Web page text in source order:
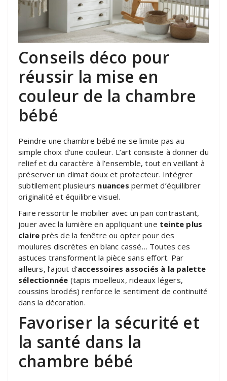
Conseils déco pour
réussir la mise en
couleur de la chambre
bébé
Peindre une chambre bébé ne se limite pas au
simple choix d’une couleur. L’art consiste à donner du
relief et du caractère à l’ensemble, tout en veillant à
préserver un climat doux et protecteur. Intégrer
subtilement plusieurs nuances permet d’équilibrer
originalité et équilibre visuel.
Faire ressortir le mobilier avec un pan contrastant,
jouer avec la lumière en appliquant une teinte plus
claire près de la fenêtre ou opter pour des
moulures discrètes en blanc cassé… Toutes ces
astuces transforment la pièce sans effort. Par
ailleurs, l’ajout d’accessoires associés à la palette
sélectionnée (tapis moelleux, rideaux légers,
coussins brodés) renforce le sentiment de continuité
dans la décoration.
Favoriser la sécurité et
la santé dans la
chambre bébé